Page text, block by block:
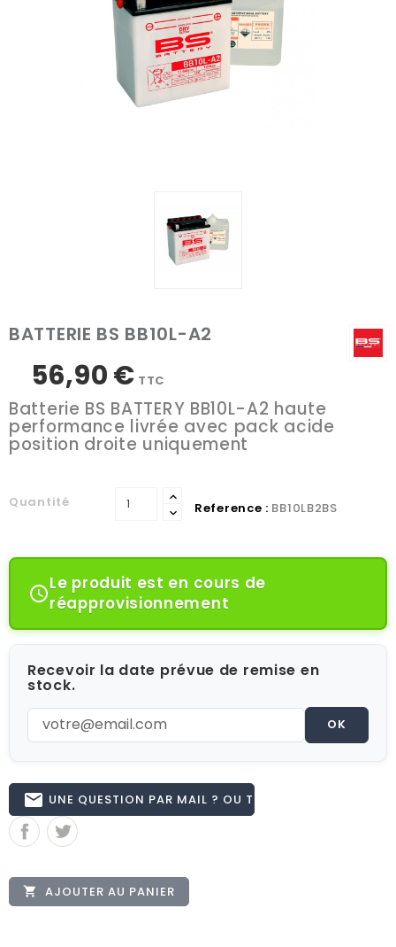
BATTERIE BS BB10L-A2
56,90 € TTC
Batterie BS BATTERY BB10L-A2 haute
performance livrée avec pack acide
position droite uniquement
Quantité Reference : BB10LB2BS
Le produit est en cours de
réapprovisionnement
Recevoir la date prévue de remise en
stock.
OK
email UNE QUESTION PAR MAIL ? OU TÉL 02.51.62.16.59
 AJOUTER AU PANIER